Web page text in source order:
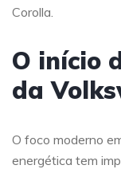
Corolla.
O início
da
O foco moderno
energética tem